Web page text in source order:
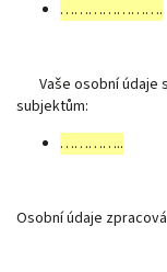
………………….
Vaše osobní údaje
subjektům:
…………..
Osobní údaje